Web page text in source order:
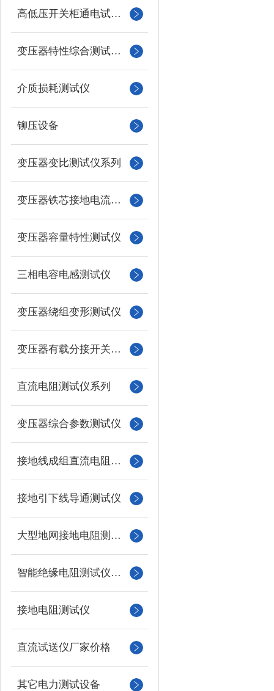
高低压开关柜通电试验台
变压器特性综合测试台系列
介质损耗测试仪
铆压设备
变压器变比测试仪系列
变压器铁芯接地电流测试仪
变压器容量特性测试仪
三相电容电感测试仪
变压器绕组变形测试仪
变压器有载分接开关测试仪
直流电阻测试仪系列
变压器综合参数测试仪
接地线成组直流电阻测试仪
接地引下线导通测试仪
大型地网接地电阻测试仪
智能绝缘电阻测试仪（兆欧表）
接地电阻测试仪
直流试送仪厂家价格
其它电力测试设备